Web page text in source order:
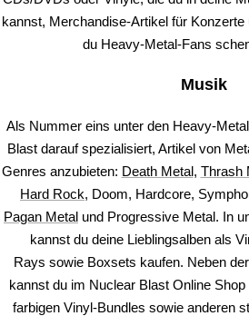
kannst, Merchandise-Artikel für Konzerte
du Heavy-Metal-Fans
Musik
Als Nummer eins unter den Heavy-
Blast darauf spezialisiert, Artikel von
Genres anzubieten: Death Metal, Thrash
Hard Rock, Doom, Hardcore,
Pagan Metal und Progressive Metal. In
kannst du deine Lieblingsalben als
Rays sowie Boxsets kaufen. Neben
kannst du im Nuclear Blast Online
farbigen Vinyl-Bundles sowie anderen